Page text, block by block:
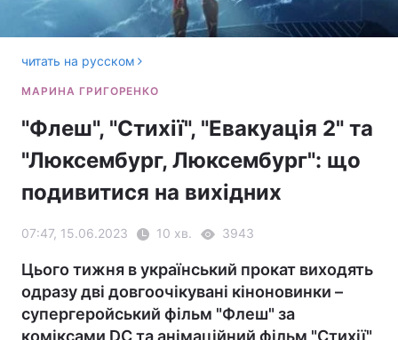
читать на русском
"Флеш", "Стихії", "Евакуація 2" та
"Люксембург, Люксембург": що
подивитися на вихідних
07:47, 15.06.2023 10 хв. 3943
Цього тижня в український прокат виходять
одразу дві довгоочікувані кіноновинки –
супергеройський фільм "Флеш" за
коміксами DC та анімаційний фільм "Стихії"